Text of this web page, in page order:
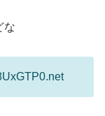
な